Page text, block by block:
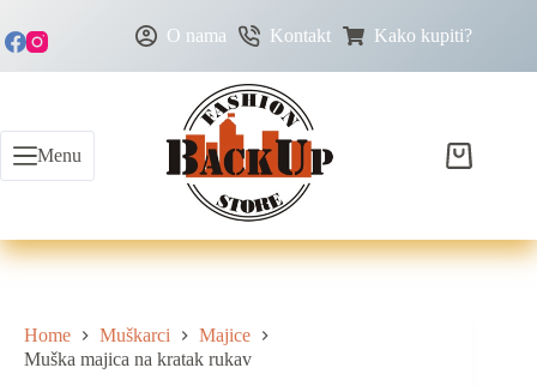
O nama Kontakt Kako kupiti?
Menu
Home Muškarci
Majice
Muška majica na kratak rukav